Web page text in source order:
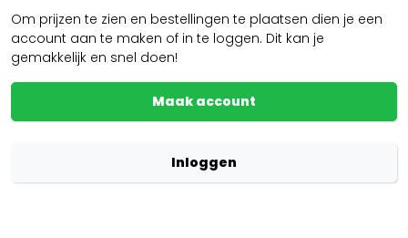
Om prijzen te zien en bestellingen te plaatsen dien je een
account aan te maken of in te loggen. Dit kan je
gemakkelijk en snel doen!
Maak account
Inloggen